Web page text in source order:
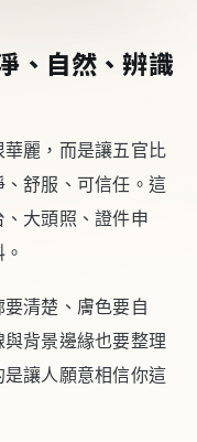
、自然、辨識
麗，而是讓五官比
舒服、可信任。這
大頭照、證件申
清楚、膚色要自
背景邊緣也要整理
讓人願意相信你這